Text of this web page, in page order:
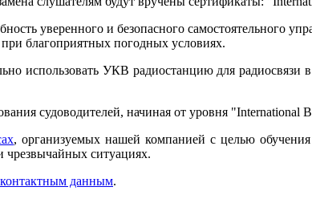
уверенного и безопасного самостоятельного
благоприятных погодных условиях.
использовать УКВ радиостанцию для
судоводителей, начиная от уровня "International
, организуемых нашей компанией с целью
чрезвычайных ситуациях.
контактным данным.